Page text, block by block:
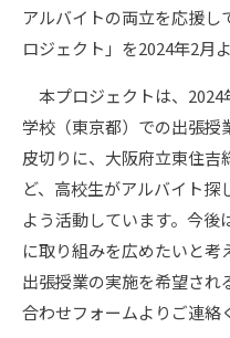
アルバイトの両立を応援
ロジェクト」を2024年2月
本プロジェクトは、2024
学校（東京都）での出張授
皮切りに、大阪府立東住
ど、高校生がアルバイト探
よう活動しています。今後
に取り組みを広めたいと考
出張授業の実施を希望され
合わせフォームよりご連絡